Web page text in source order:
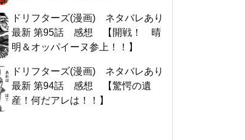
ドリフターズ(漫画) ネタバレあり
最新 第95話 感想 【開戦！ 晴
明＆オッパイーヌ参上！！】
ドリフターズ(漫画) ネタバレあり
最新 第94話 感想 【驚愕の遺
産！何だアレは！！】